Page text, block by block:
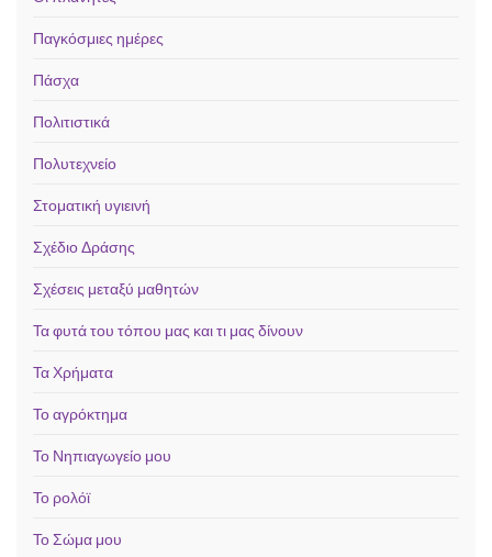
Παγκόσμιες ημέρες
Πάσχα
Πολιτιστικά
Πολυτεχνείο
Στοματική υγιεινή
Σχέδιο Δράσης
Σχέσεις μεταξύ μαθητών
Τα φυτά του τόπου μας και τι μας δίνουν
Τα Χρήματα
Το αγρόκτημα
Το Νηπιαγωγείο μου
Το ρολόϊ
Το Σώμα μου